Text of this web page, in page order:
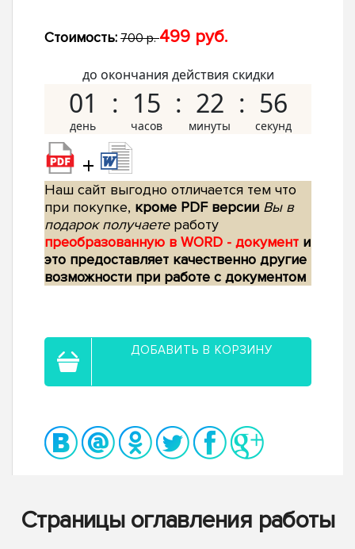
Стоимость: 700 р.499 руб.
до окончания действия скидки
01 15 22 55
+
Наш сайт выгодно отличается тем что
при покупке, кроме PDF версии Вы в
подарок получаетеработу
преобразованную в WORD - документ и
это предоставляет качественно другие
возможности при работе с документом
ДОБАВИТЬ В КОРЗИНУ
Страницы оглавления работы